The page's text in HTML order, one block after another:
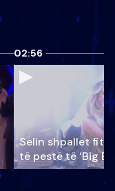
02:56
Selin shpallet
të pestë të ‘Big